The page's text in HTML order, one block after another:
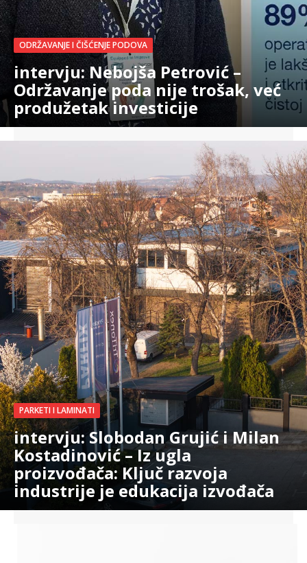
ODRŽAVANJE I ČIŠĆENJE PODOVA
intervju: Nebojša Petrović –
Održavanje poda nije trošak, već
produžetak investicije
PARKETI I LAMINATI
intervju: Slobodan Grujić i Milan
Kostadinović – Iz ugla
proizvođača: Ključ razvoja
industrije je edukacija izvođača